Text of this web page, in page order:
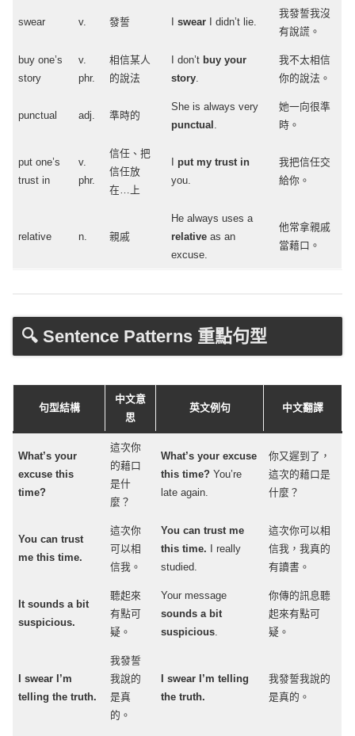
swear v. 發誓 Iswear Ididn’t lie
我發誓我沒
有說謊。
buy one’s
story
v.
phr.
相信某人
的說法
Idon’t buy your
story
我不太相信
你的說法。
punctual adj 準時的
She is always very
punctual
她一向很準
時。
put one’s
trust in
v.
phr.
信任、把
信任放
在…上
I put mytrust in
you.
我把信任交
給你。
relative n. 親戚
He alwaysuses a
relative as an
excuse
他常拿親戚
當藉口。
🔍 Sentence Patterns 重點句型
句型結構
中文意
思
英文例句 中文翻譯
What’s your
excuse this
time?
這次你
的藉口
是什
麼？
What’s yourexcuse
thistime? You’re
late again
你又遲到了，
這次的藉口是
什麼？
You cantrust
me thistime.
這次你
可以相
信我。
You cantrust me
thistime. Ireally
studied
這次你可以相
信我，我真的
有讀書。
Itsounds a bit
suspicious.
聽起來
有點可
疑。
Your message
sounds a bit
suspicious
你傳的訊息聽
起來有點可
疑。
Iswear I’m
telling thetruth.
我發誓
我說的
是真
的。
Iswear I’m telling
thetruth.
我發誓我說的
是真的。